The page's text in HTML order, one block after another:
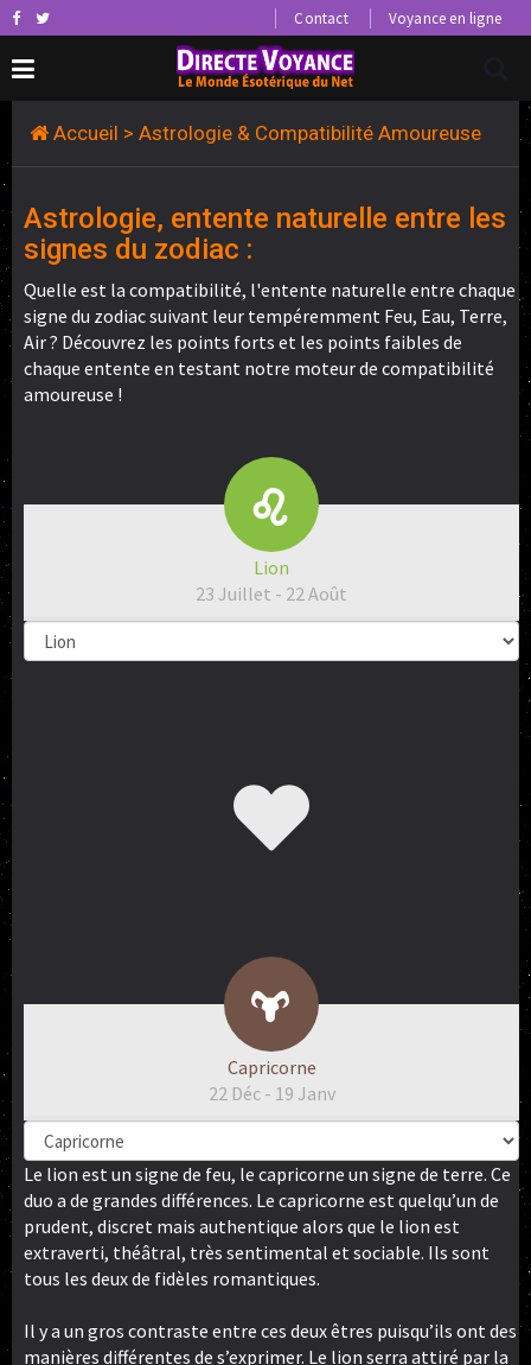
Contact Voyance en ligne
Accueil > Astrologie & Compatibilité Amoureuse
Astrologie, entente naturelle entre les
signes du zodiac :
Quelle est la compatibilité, l'entente naturelle entre chaque
signe du zodiac suivant leur tempéremment Feu, Eau, Terre,
Air ? Découvrez les points forts et les points faibles de
chaque entente en testant notre moteur de compatibilité
amoureuse !
Lion
23 Juillet - 22 Août
Capricorne
22 Déc - 19 Janv
Le lion est un signe de feu, le capricorne un signe de terre. Ce
duo a de grandes différences. Le capricorne est quelqu’un de
prudent, discret mais authentique alors que le lion est
extraverti, théâtral, très sentimental et sociable. Ils sont
tous les deux de fidèles romantiques.
Il y a un gros contraste entre ces deux êtres puisqu’ils ont des
manières différentes de s’exprimer. Le lion serra attiré par la